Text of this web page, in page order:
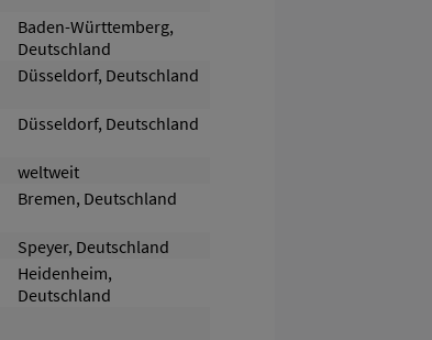
Baden-Württemberg,
Deutschland
Düsseldorf, Deutschland
Düsseldorf, Deutschland
weltweit
Bremen, Deutschland
Speyer, Deutschland
Heidenheim,
Deutschland